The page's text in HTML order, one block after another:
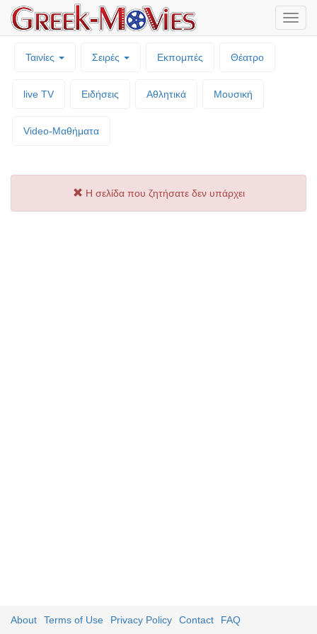
Ταινίες Σειρές Εκπομπές Θέατρο
live TV Ειδήσεις Αθλητικά Μουσική
Video-Mαθήματα
Η σελίδα που ζητήσατε δεν υπάρχει
About Terms of Use Privacy Policy Contact FAQ